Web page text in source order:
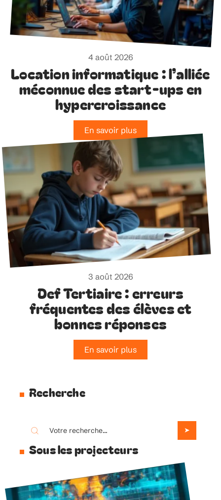
4 août 2026
Location informatique : l’alliée
méconnue des start-ups en
hypercroissance
En savoir plus
3 août 2026
Def Tertiaire : erreurs
fréquentes des élèves et
bonnes réponses
En savoir plus
Recherche
Sous les projecteurs